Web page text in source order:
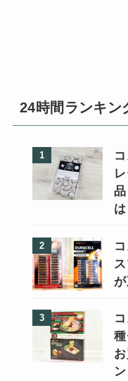
24時間ランキン
は